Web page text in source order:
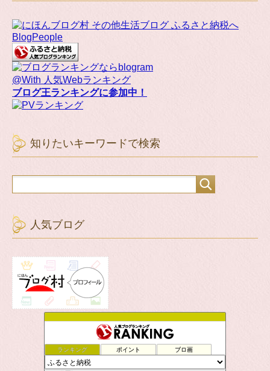
BlogPeople
@With 人気Webランキング
ブログ王ランキングに参加中！
知りたいキーワードで検索
人気ブログ
ランキング ポイント ブロ画